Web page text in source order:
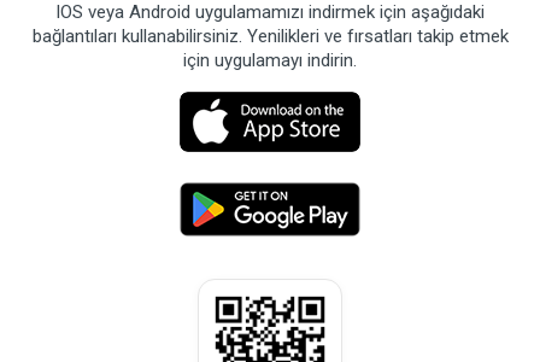
IOS veya Android uygulamamızı indirmek için aşağıdaki
bağlantıları kullanabilirsiniz. Yenilikleri ve fırsatları takip etmek
için uygulamayı indirin.